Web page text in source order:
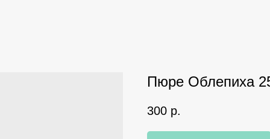
Пюре Облепиха
300 р.